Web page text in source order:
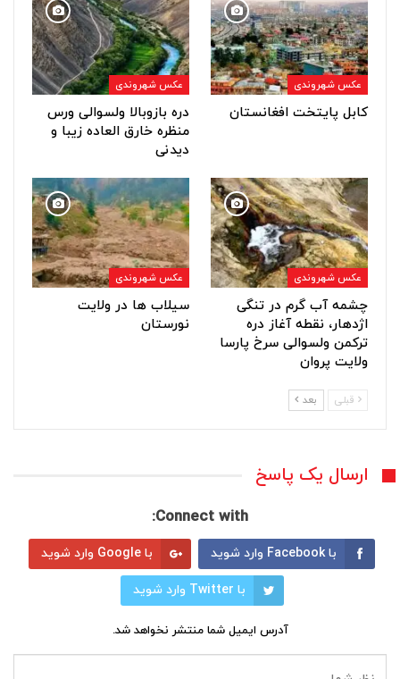
عکس شهروندی
کابل پایتخت افغانستان
عکس شهروندی
دره بازوبالا ولسوالی ورس
منظره خارق العاده زیبا و
دیدنی
عکس شهروندی
چشمه آب گرم در تنگی
اژدهار، نقطه آغاز دره
ترکمن ولسوالی سرخ پارسا
ولایت پروان
عکس شهروندی
سیلاب ها در ولایت
نورستان
قبلی بعد
ارسال یک پاسخ
Connect with:
با Facebook وارد شوید با Google وارد شوید
با Twitter وارد شوید
آدرس ایمیل شما منتشر نخواهد شد.